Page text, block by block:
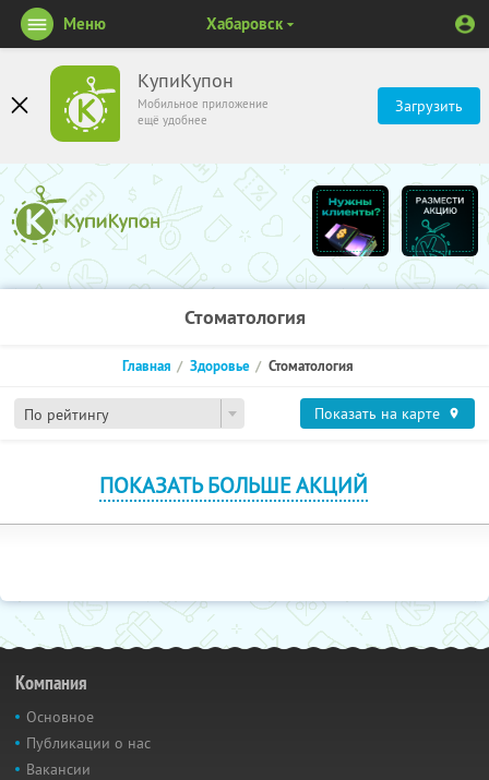
КупиКупон
Мобильное приложение
ещё удобнее
Загрузить
Меню Хабаровск
Стоматология
По рейтингу
Главная Здоровье Стоматология
Показать на карте
ПОКАЗАТЬ БОЛЬШЕ АКЦИЙ
Компания
Основное
Публикации о нас
Вакансии